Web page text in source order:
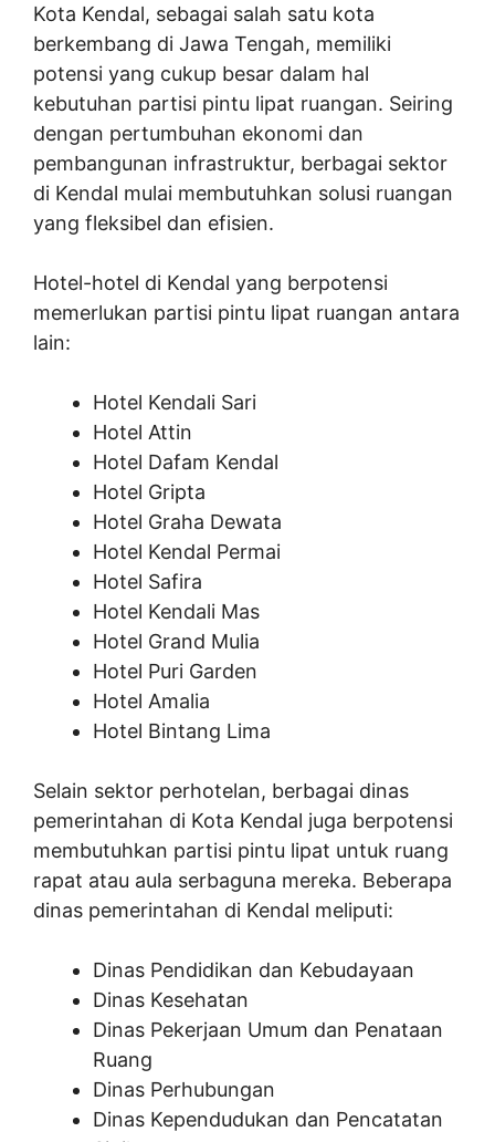
Kota Kendal, sebagai salah satu kota
berkembang di Jawa Tengah, memiliki
potensi yang cukup besar dalam hal
kebutuhan partisi pintu lipat ruangan. Seiring
dengan pertumbuhan ekonomi dan
pembangunan infrastruktur, berbagai sektor
di Kendal mulai membutuhkan solusi ruangan
yang fleksibel dan efisien.
Hotel-hotel di Kendal yang berpotensi
memerlukan partisi pintu lipat ruangan antara
lain:
Hotel Kendali Sari
Hotel Attin
Hotel Dafam Kendal
Hotel Gripta
Hotel Graha Dewata
Hotel Kendal Permai
Hotel Safira
Hotel Kendali Mas
Hotel Grand Mulia
Hotel Puri Garden
Hotel Amalia
Hotel Bintang Lima
Selain sektor perhotelan, berbagai dinas
pemerintahan di Kota Kendal juga berpotensi
membutuhkan partisi pintu lipat untuk ruang
rapat atau aula serbaguna mereka. Beberapa
dinas pemerintahan di Kendal meliputi:
Dinas Pendidikan dan Kebudayaan
Dinas Kesehatan
Dinas Pekerjaan Umum dan Penataan
Ruang
Dinas Perhubungan
Dinas Kependudukan dan Pencatatan